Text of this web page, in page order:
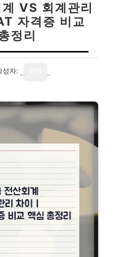
VS 회계관리
자격증 비교
정리
성자: